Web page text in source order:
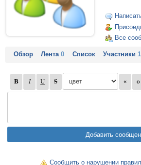
Все
Обзор Лента0 Список Участники1
Сообщить о нарушении